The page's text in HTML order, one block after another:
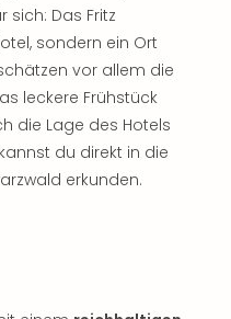
sich: Das Fritz
sondern ein Ort
vor allem die
leckere Frühstück
die Lage des Hotels
du direkt in die
erkunden.